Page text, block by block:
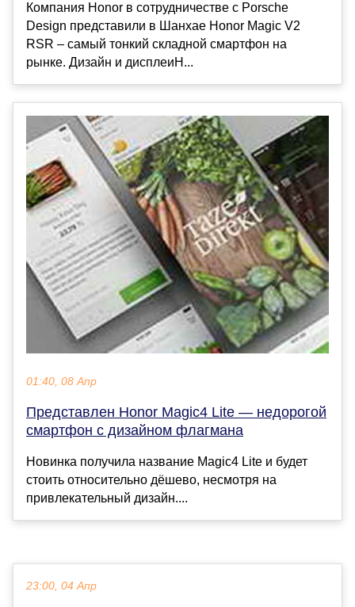
Компания Honor в сотрудничестве с Porsche
Design представили в Шанхае Honor Magic V2
RSR – самый тонкий складной смартфон на
рынке. Дизайн и дисплеиH...
01:40, 08 Апр
Представлен Honor Magic4 Lite — недорогой
смартфон с дизайном флагмана
Новинка получила название Magic4 Lite и будет
стоить относительно дёшево, несмотря на
привлекательный дизайн....
23:00, 04 Апр